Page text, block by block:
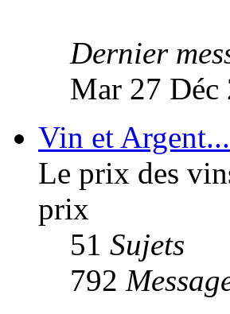
Dernier
Mar 27 Déc
Vin et Argent...
Le prix des
prix
51 Sujets
792